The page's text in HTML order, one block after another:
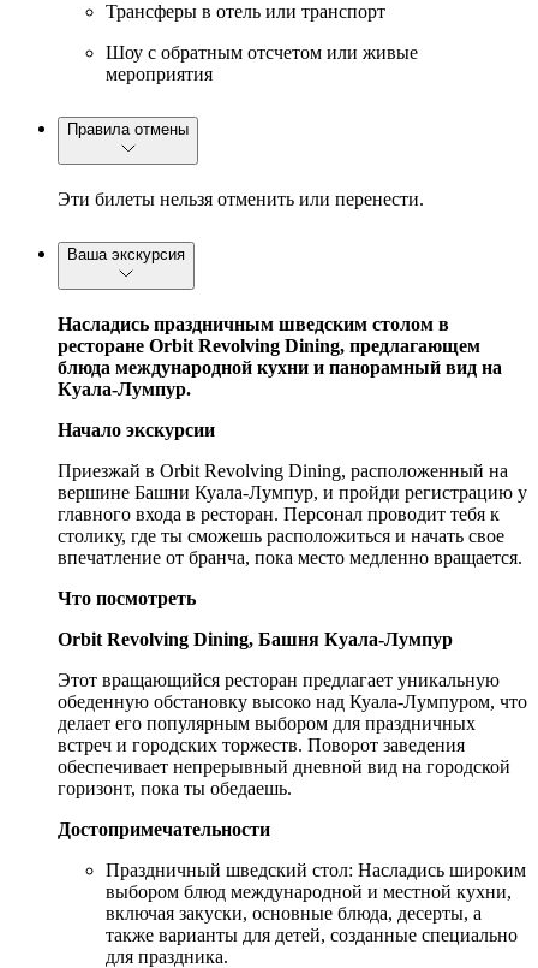
Трансферы в отель или транспорт
Шоу с обратным отсчетом или живые
мероприятия
Правила отмены
Эти билеты нельзя отменить или перенести.
Ваша экскурсия
Насладись праздничным шведским столом в
ресторане Orbit Revolving Dining, предлагающем
блюда международной кухни и панорамный вид на
Куала-Лумпур.
Начало экскурсии
Приезжай в Orbit Revolving Dining, расположенный на
вершине Башни Куала-Лумпур, и пройди регистрацию у
главного входа в ресторан. Персонал проводит тебя к
столику, где ты сможешь расположиться и начать свое
впечатление от бранча, пока место медленно вращается.
Что посмотреть
Orbit Revolving Dining, Башня Куала-Лумпур
Этот вращающийся ресторан предлагает уникальную
обеденную обстановку высоко над Куала-Лумпуром, что
делает его популярным выбором для праздничных
встреч и городских торжеств. Поворот заведения
обеспечивает непрерывный дневной вид на городской
горизонт, пока ты обедаешь.
Достопримечательности
Праздничный шведский стол: Насладись широким
выбором блюд международной и местной кухни,
включая закуски, основные блюда, десерты, а
также варианты для детей, созданные специально
для праздника.